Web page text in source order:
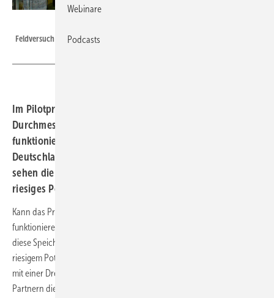
Feldversuch mit einer Drei-Meter-Kugel im Bodensee.
Im Pilotprojekt soll eine Betonkugel mit neun Metern
Durchmesser unter Wasser wie ein Pumpspeicherwerk
funktionieren. Nachdem der erste Feldversuch in
Deutschland mit einer Drei-Meter-Kugel erfolgreich war,
sehen die Forscher für eine skalierte Technik weltweit ein
riesiges Potenzial.
Kann das Prinzip von Pumpspeicherkraftwerken auch unter Wasser
funktionieren? Das Fraunhofer IEE erprobt mit dem Projekt „StEnSea“
diese Speichertechnologie mit hohlen Betonkugeln – und rechnet mit
riesigem Potenzial. Nach einem erfolgreichen Feldtest im Bodensee
mit einer Drei-Meter-Kugel bereiten die Forschenden zusammen mit
Partnern die Installation eines Neun-Meter-Prototyps vor Long Beach
Webinare
Podcasts